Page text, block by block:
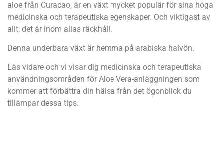
aloe från Curacao, är en växt mycket populär för sina höga
medicinska och terapeutiska egenskaper. Och viktigast av
allt, det är inom allas räckhåll.
Denna underbara växt är hemma på arabiska halvön.
Läs vidare och vi visar dig medicinska och terapeutiska
användningsområden för Aloe Vera-anläggningen som
kommer att förbättra din hälsa från det ögonblick du
tillämpar dessa tips.